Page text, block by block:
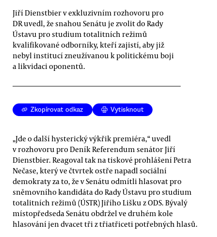
Jiří Dienstbier v exkluzivním rozhovoru pro
DR uvedl, že snahou Senátu je zvolit do Rady
Ústavu pro studium totalitních režimů
kvalifikované odborníky, kteří zajistí, aby již
nebyl institucí zneužívanou k politickému boji
a likvidaci oponentů.
Zkopírovat odkaz Vytisknout
„Jde o další hysterický výkřik premiéra,“ uvedl
v rozhovoru pro Deník Referendum senátor Jiří
Dienstbier. Reagoval tak na tiskové prohlášení Petra
Nečase, který ve čtvrtek ostře napadl sociální
demokraty za to, že v Senátu odmítli hlasovat pro
sněmovního kandidáta do Rady Ústavu pro studium
totalitních režimů (ÚSTR) Jiřího Lišku z ODS. Bývalý
místopředseda Senátu obdržel ve druhém kole
hlasování jen dvacet tři z třiatřiceti potřebných hlasů.